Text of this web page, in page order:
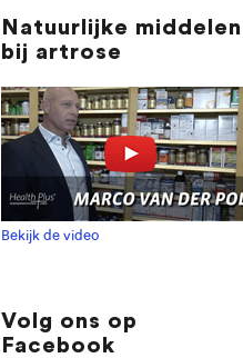
Natuurlijke middelen
bij artrose
Bekijk de video
Volg ons op
Facebook